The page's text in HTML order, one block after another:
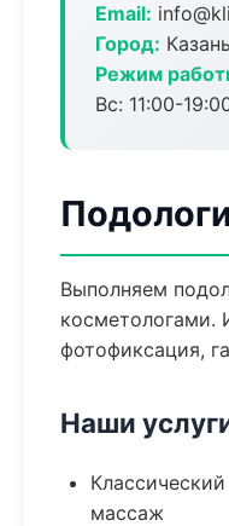
Email:
Город: Казань
Режим
Вс: 11:00-
Выполняем
косметологами.
фотофиксация,
Наши
массаж